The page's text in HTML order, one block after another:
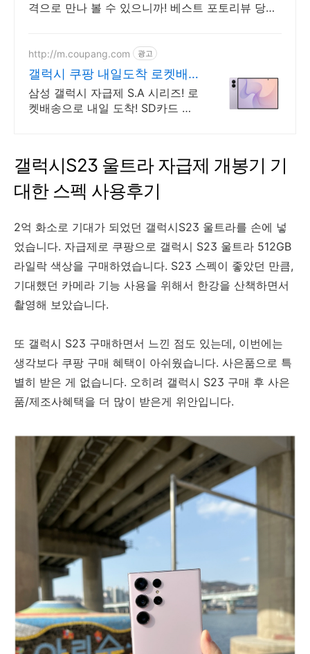
격으로 만나 볼 수 있으니까! 베스트 포토리뷰 당첨
http://m.coupang.com 광고
갤럭시 쿠팡 내일도착 로켓배
송
삼성 갤럭시 자급제 S.A 시리즈! 로
켓배송으로 내일 도착! SD카드 확
갤럭시S23 울트라 자급제 개봉기 기
대한 스펙 사용후기
2억 화소로 기대가 되었던 갤럭시S23 울트라를 손에 넣
었습니다. 자급제로 쿠팡으로 갤럭시 S23 울트라 512GB
라일락 색상을 구매하였습니다. S23 스펙이 좋았던 만큼,
기대했던 카메라 기능 사용을 위해서 한강을 산책하면서
촬영해 보았습니다.
또 갤럭시 S23 구매하면서 느낀 점도 있는데, 이번에는
생각보다 쿠팡 구매 혜택이 아쉬웠습니다. 사은품으로 특
별히 받은 게 없습니다. 오히려 갤럭시 S23 구매 후 사은
품/제조사혜택을 더 많이 받은게 위안입니다.